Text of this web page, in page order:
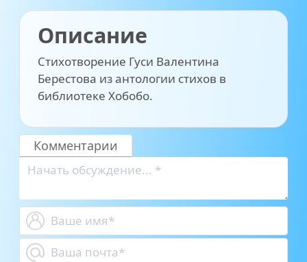
Описание
Стихотворение Гуси Валентина
Берестова из антологии стихов в
библиотеке Хобобо.
Комментарии